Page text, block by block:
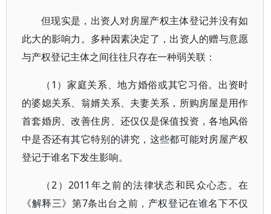
但现实是，出资人对房屋产权主体登记并没有如
此大的影响力。多种因素决定了，出资人的赠与意愿
与产权登记主体之间往往只存在一种弱关联：
（1）家庭关系、地方婚俗或其它习俗。出资时
的婆媳关系、翁婿关系、夫妻关系，所购房屋是用作
首套婚房、改善住房、还仅仅是保值投资，各地风俗
中是否还有其它特别的讲究，这些都可能对房屋产权
登记于谁名下发生影响。
（2）2011年之前的法律状态和民众心态。在
《解释三》第7条出台之前，产权登记在谁名下不仅